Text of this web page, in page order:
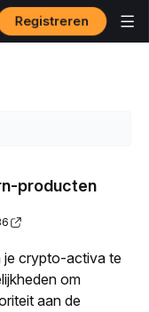
Registreren
producten
je crypto-activa te
om
aan de